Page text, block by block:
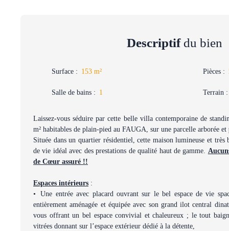
Descriptifdu bien
Surface : 153 m² Pièces :
Salle de bains : 1 Terrain :
Laissez-vous séduire par cette belle villa contemporaine de
m² habitables de plain-pied au FAUGA, sur une parcelle arborée et
Située dans un quartier résidentiel, cette maison lumineuse et
de vie idéal avec des prestations de qualité haut de gamme.
de Cœur assuré !!
Espaces intérieurs :
Une entrée avec placard ouvrant sur le bel espace de vie
entièrement aménagée et équipée avec son grand ilot central
vous offrant un bel espace convivial et chaleureux ; le tout
vitrées donnant sur l’espace extérieur dédié à la détente,